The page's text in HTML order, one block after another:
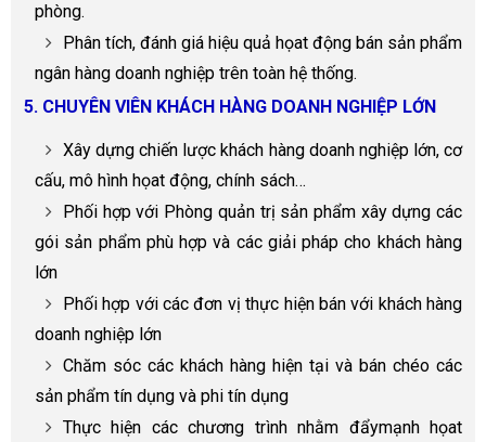
phòng.
Phân tích, đánh giá hiệu quả họat động bán sản phẩm
ngân hàng doanh nghiệp trên toàn hệ thống.
5. CHUYÊN VIÊN KHÁCH HÀNG DOANH NGHIỆP LỚN
Xây dựng chiến lược khách hàng doanh nghiệp lớn, cơ
cấu, mô hình họat động, chính sách…
Phối hợp với Phòng quản trị sản phẩm xây dựng các
gói sản phẩm phù hợp và các giải pháp cho khách hàng
lớn
Phối hợp với các đơn vị thực hiện bán với khách hàng
doanh nghiệp lớn
Chăm sóc các khách hàng hiện tại và bán chéo các
sản phẩm tín dụng và phi tín dụng
Thực hiện các chương trình nhằm đẩymạnh họat